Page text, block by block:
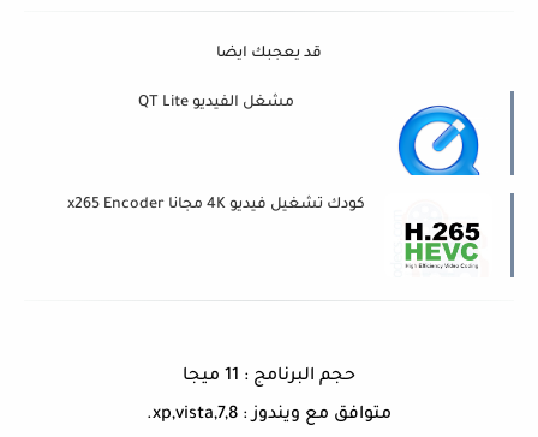
قد يعجبك ايضا
مشغل الفيديو QT Lite
كودك تشغيل فيديو 4K مجانا x265 Encoder
حجم البرنامج : 11 ميجا
متوافق مع ويندوز : xp,vista,7,8.